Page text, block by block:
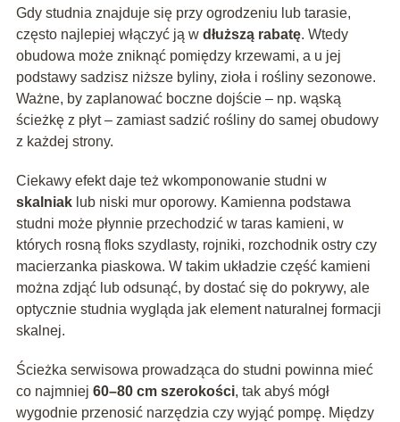
Gdy studnia znajduje się przy ogrodzeniu lub tarasie,
często najlepiej włączyć ją w dłuższą rabatę. Wtedy
obudowa może zniknąć pomiędzy krzewami, a u jej
podstawy sadzisz niższe byliny, zioła i rośliny sezonowe.
Ważne, by zaplanować boczne dojście – np. wąską
ścieżkę z płyt – zamiast sadzić rośliny do samej obudowy
z każdej strony.
Ciekawy efekt daje też wkomponowanie studni w
skalniaklub niski mur oporowy. Kamienna podstawa
studni może płynnie przechodzić w taras kamieni, w
których rosną floks szydlasty, rojniki, rozchodnik ostry czy
macierzanka piaskowa. W takim układzie część kamieni
można zdjąć lub odsunąć, by dostać się do pokrywy, ale
optycznie studnia wygląda jak element naturalnej formacji
skalnej.
Ścieżka serwisowa prowadząca do studni powinna mieć
co najmniej 60–80 cm szerokości, tak abyś mógł
wygodnie przenosić narzędzia czy wyjąć pompę. Między